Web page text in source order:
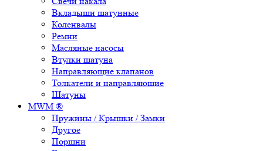
Вкладыши шатунные
Коленвалы
Ремни
Масляные насосы
Втулки шатуна
Направляющие клапанов
Толкатели и направляющие
Шатуны
MWM ®
Пружины / Крышки / Замки
Другое
Поршни